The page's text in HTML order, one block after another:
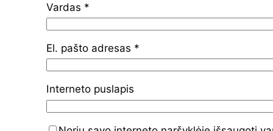
Vardas *
El. pašto adresas *
Interneto puslapis